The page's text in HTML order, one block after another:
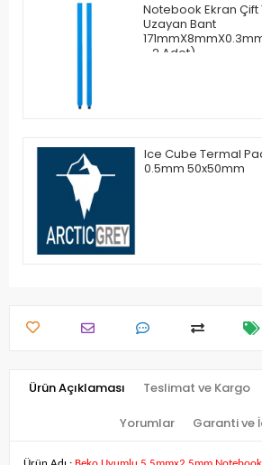
Notebook Ekran Çift
Uzayan Bant
- 2 Adet)
Ice Cube Termal
0.5mm 50x50mm
Ürün Açıklaması Teslimat ve Kargo
Yorumlar Garanti ve